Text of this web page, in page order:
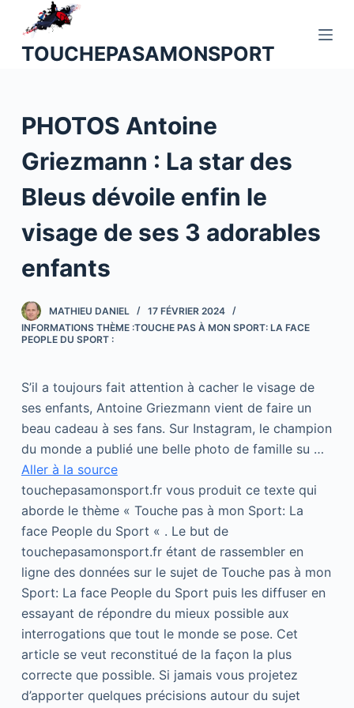
u
o
n
e
u
TOUCHEPASAMONSPORT
PHOTOS Antoine
Griezmann : La star des
Bleus dévoile enfin le
visage de ses 3 adorables
enfants
MATHIEU DANIEL
17 FÉVRIER 2024
INFORMATIONS THÈME :TOUCHE PAS À MON SPORT: LA FACE
PEOPLE DU SPORT :
S’il a toujours fait attention à cacher le visage de
ses enfants, Antoine Griezmann vient de faire un
beau cadeau à ses fans. Sur Instagram, le champion
du monde a publié une belle photo de famille su …
Aller à la source
touchepasamonsport.fr vous produit ce texte qui
aborde le thème « Touche pas à mon Sport: La
face People du Sport « . Le but de
touchepasamonsport.fr étant de rassembler en
ligne des données sur le sujet de Touche pas à mon
Sport: La face People du Sport puis les diffuser en
essayant de répondre du mieux possible aux
interrogations que tout le monde se pose. Cet
article se veut reconstitué de la façon la plus
correcte que possible. Si jamais vous projetez
d’apporter quelques précisions autour du sujet